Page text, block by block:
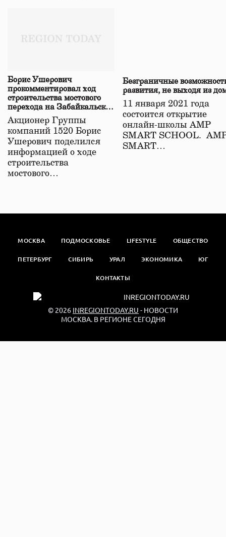
Борис Ушерович
прокомментировал ход
строительства мостового
перехода на Забайкальской
железной дороге
Акционер Группы
компаний 1520 Борис
Ушерович поделился
информацией о ходе
строительства
мостового…
Безграничные
развития, не выходя из
11 января 2021 года
состоится открытие
онлайн-школы АМР
SMART SCHOOL.
SMART…
МОСКВА ПОДМОСКОВЬЕ LIFESTYLE ОБЩЕСТВО
ПЕТЕРБУРГ СИБИРЬ УРАЛ ЭКОНОМИКА ЮГ
КОНТАКТЫ
© 2026 INREGIONTODAY.RU - НОВОСТИ
МОСКВА. В РЕГИОНЕ СЕГОДНЯ